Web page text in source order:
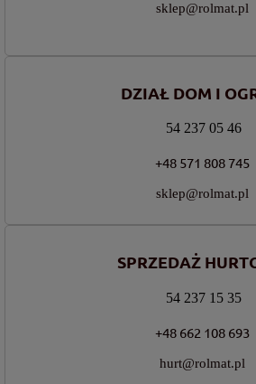
sklep@rolmat.pl
DZIAŁ DOM I
54 237 05 46
+48 571 808 745
sklep@rolmat.pl
SPRZEDAŻ
54 237 15 35
+48 662 108 693
hurt@rolmat.pl